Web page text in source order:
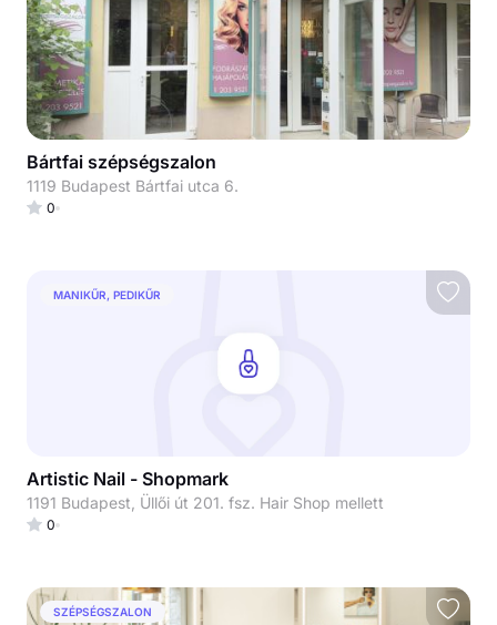
Bártfai szépségszalon
1119 Budapest Bártfai utca 6.
0
MANIKŰR, PEDIKŰR
Artistic Nail - Shopmark
1191 Budapest, Üllői út 201. fsz. Hair Shop mellett
0
SZÉPSÉGSZALON